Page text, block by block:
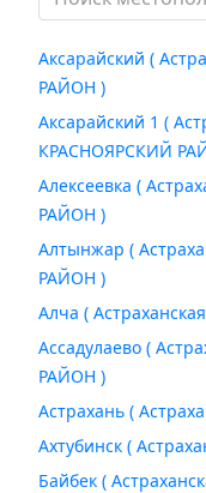
Аксарайский (
РАЙОН )
Аксарайский 1 (
КРАСНОЯРСКИЙ
Алексеевка (
РАЙОН )
Алтынжар (
РАЙОН )
Алча (
Ассадулаево (
РАЙОН )
Астрахань (
Ахтубинск (
Байбек (